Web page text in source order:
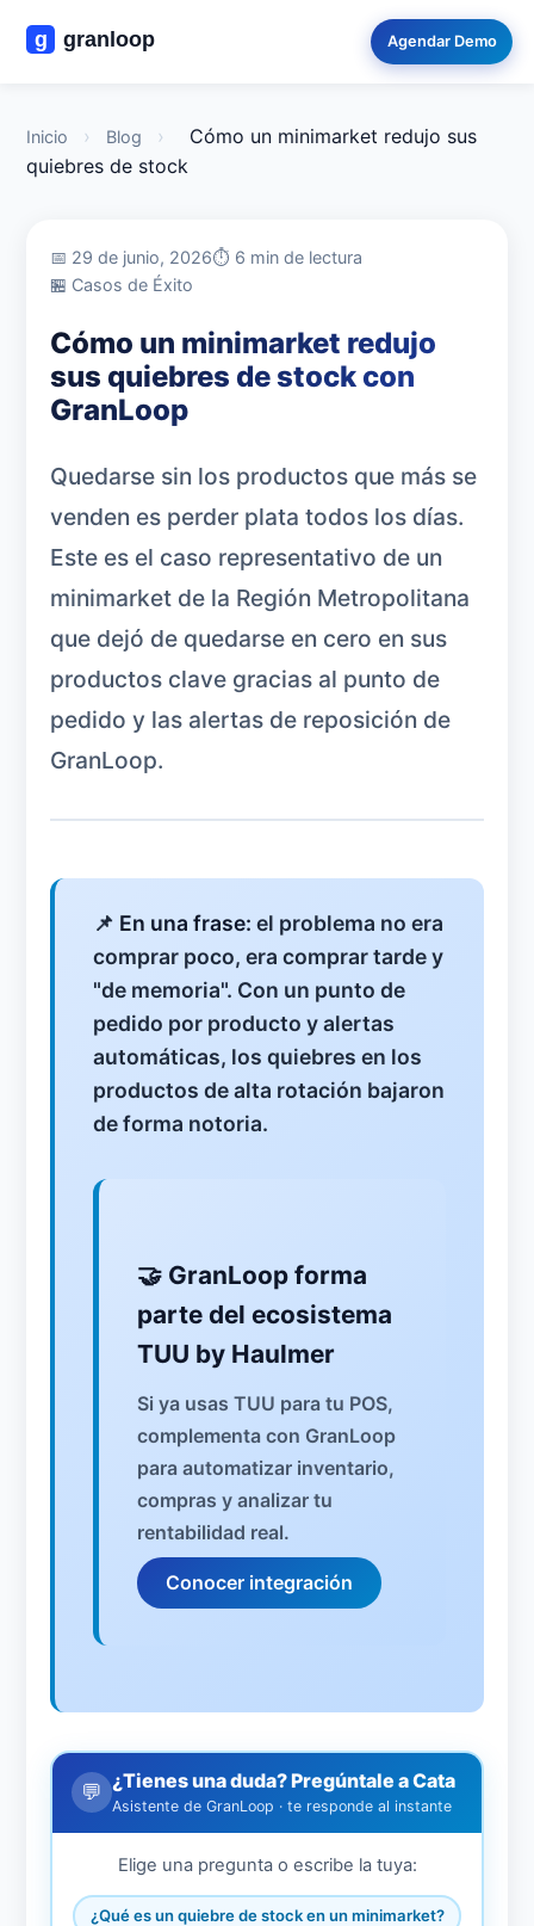
Agendar Demo
Inicio › Blog ›
Cómo un minimarket redujo sus
quiebres de stock
📅 29 de junio, 2026⏱️ 6 min de lectura
🏪 Casos de Éxito
Cómo un minimarket redujo
sus quiebres de stock con
GranLoop
Quedarse sin los productos que más se
venden es perder plata todos los días.
Este es el caso representativo de un
minimarket de la Región Metropolitana
que dejó de quedarse en cero en sus
productos clave gracias al punto de
pedido y las alertas de reposición de
GranLoop.
📌 En una frase: el problema no era
comprar poco, era comprar tarde y
"de memoria". Con un punto de
pedido por producto y alertas
automáticas, los quiebres en los
productos de alta rotación bajaron
de forma notoria.
🤝 GranLoop forma
parte del ecosistema
TUU by Haulmer
Si ya usas TUU para tu POS,
complementa con GranLoop
para automatizar inventario,
compras y analizar tu
rentabilidad real.
Conocer integración
💬 ¿Tienes una duda? Pregúntale a Cata
Asistente de GranLoop · te responde al instante
Elige una pregunta o escribe la tuya:
¿Qué es un quiebre de stock en un minimarket?